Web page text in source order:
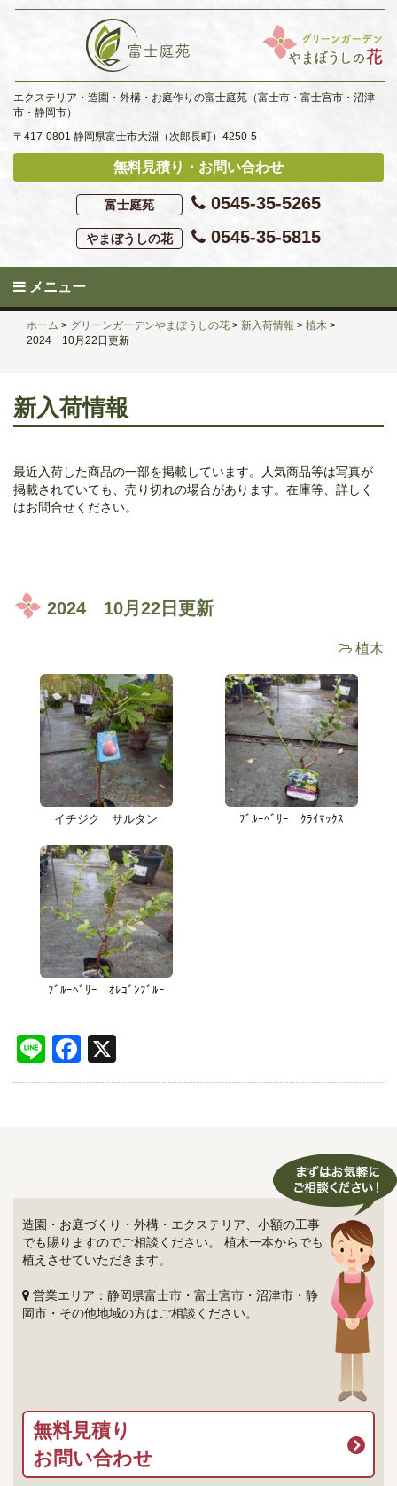
Skip
エクステリア・造園・外構・お庭作りの富士庭苑（富士市・富士宮市・沼津
市・静岡市）
〒417-0801 静岡県富士市大淵（次郎長町）4250-5
無料見積り・お問い合わせ
富士庭苑 0545-35-5265
やまぼうしの花 0545-35-5815
メニュー
ホーム > グリーンガーデンやまぼうしの花 > 新入荷情報 > 植木 >
2024 10月22日更新
新入荷情報
最近入荷した商品の一部を掲載しています。人気商品等は写真が
掲載されていても、売り切れの場合があります。在庫等、詳しく
はお問合せください。
2024 10月22日更新
植木
イチジク サルタン ﾌﾞﾙｰﾍﾞﾘｰ ｸﾗｲﾏｯｸｽ
ﾌﾞﾙｰﾍﾞﾘｰ ｵﾚｺﾞﾝﾌﾞﾙｰ
LineFacebook
造園・お庭づくり・外構・エクステリア、小額の工事
でも賜りますのでご相談ください。 植木一本からでも
植えさせていただきます。
営業エリア：静岡県富士市・富士宮市・沼津市・静
岡市・その他地域の方はご相談ください。
無料見積り
お問い合わせ